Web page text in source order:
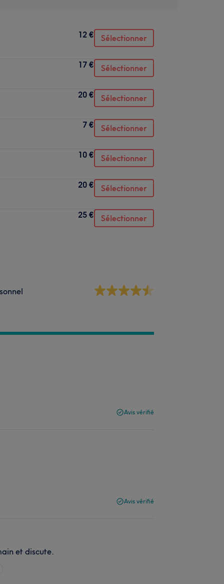
12 € Sélectionner
17 € Sélectionner
20 € Sélectionner
7 € Sélectionner
10 € Sélectionner
20 € Sélectionner
25 € Sélectionner
Avis vérifié
Avis vérifié
et discute.